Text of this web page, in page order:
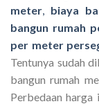
meter
biaya
bangun rumah
per meter
Tentunya sudah
bangun rumah
Perbedaan